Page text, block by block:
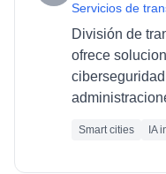
Servicios de
División de
ofrece
Smart cities IA